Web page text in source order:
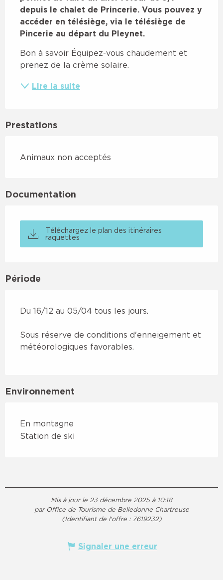
depuis le chalet de Princerie. Vous pouvez y
accéder en télésiège, via le télésiège de
Pincerie au départ du Pleynet.
Bon à savoir Équipez-vous chaudement et
prenez de la crème solaire.
Lire la suite
Prestations
Animaux non acceptés
Documentation
Téléchargez le plan des itinéraires
raquettes
Période
Du 16/12 au 05/04 tous les jours.
Sous réserve de conditions d'enneigement et
météorologiques favorables.
Environnement
En montagne
Station de ski
Mis à jour le 23 décembre 2025 à 10:18
par Office de Tourisme de Belledonne Chartreuse
(Identifiant de l'offre : 7619232)
Signaler une erreur